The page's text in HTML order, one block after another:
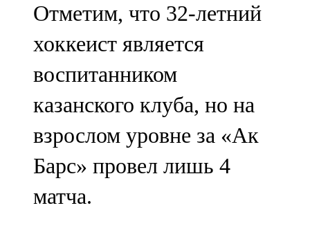
Сарман
107,8 FM
Теләче
106,1 FM
Түбән Кама
102,6 FM
Чирмешән
Отметим, что 32-летний
хоккеист является
воспитанником
казанского клуба, но на
взрослом уровне за «Ак
Барс» провел лишь 4
матча.